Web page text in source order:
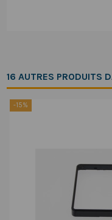
16 AUTRES PRODUITS
-15%